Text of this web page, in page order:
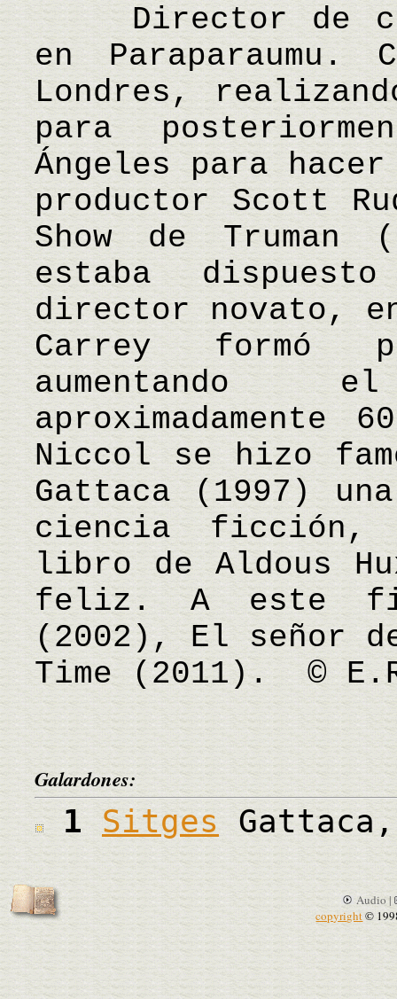
Director de cine
en Paraparaumu.
Londres,
para
Ángeles para
productor Scott
Show de Truman
estaba
director novato,
Carrey formó
aumentando
aproximadamente
Niccol se hizo
Gattaca (1997)
ciencia ficción,
libro de Aldous
feliz. A este
(2002), El señor
Time (2011). ©
Galardones:
1Sitges
Audio |
copyright©